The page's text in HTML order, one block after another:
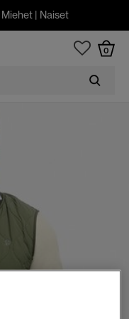
Miehet | Naiset
0